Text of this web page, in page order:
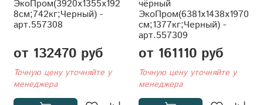
ЭкоПром(3920x1355x192
8см;742кг;Черный) -
арт.557308
от 132470 руб
Точную цену уточняйте у
менеджера
чёрный
ЭкоПром(6381x1438x1970
см;1377кг;Черный) -
арт.557309
от 161110 руб
Точную цену уточняйте у
менеджера